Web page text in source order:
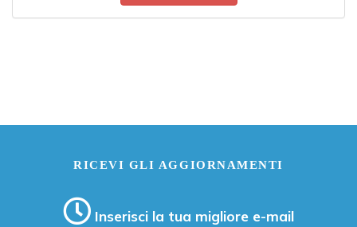
RICEVI GLI AGGIORNAMENTI
Inserisci la tua migliore e-mail